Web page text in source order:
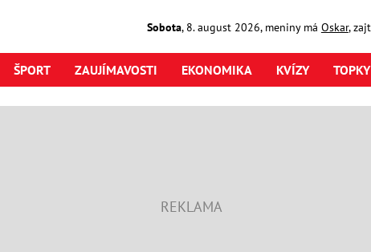
Sobota, 8. august2026, meniny má Oskar,
ŠPORT ZAUJÍMAVOSTI EKONOMIKA KVÍZY